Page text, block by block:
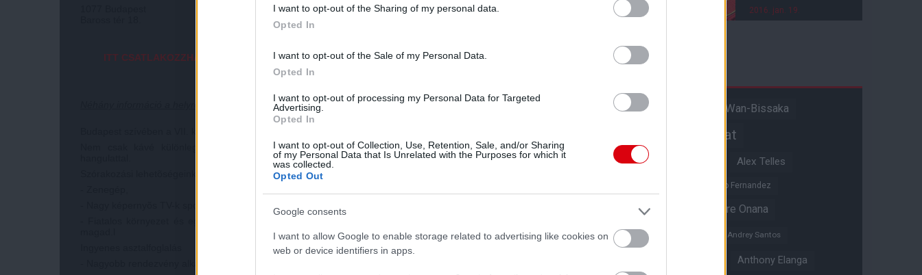
I want to opt-out of the Sharing of my personal data.
Opted In
I want to opt-out of the Sale of my Personal Data.
Opted In
I want to opt-out of processing my Personal Data for Targeted
Advertising.
Opted In
I want to opt-out of Collection, Use, Retention, Sale, and/or Sharing
of my Personal Data that Is Unrelated with the Purposes for which it
was collected.
Opted Out
Google consents
I want to allow Google to enable storage related to advertising like cookies on
web or device identifiers in apps.
ITT CSATLAKOZZHATTOK A PESTI KÖZÖS MECCSNÉZÉSEK FACEBOOK-OS CSOPORTJÁHOZ!
Nem csak kávé különlegességeinkkel várjuk kedves vendégeinket, hanem mindennapos pörgõs fiatalos
Szórakozási lehetõségeink: Karaoke, személyre szabott zene. (szülinapok,összejövetelek alkalmával)
2016. jan. 19.
Címkék
A hangadó Aaron Wan-Bissaka
Akadémiai csapat
Alejandro Garnacho Alex Telles
Alvaro Fernandez
Amad Diallo
Andre Onana
Andreas Pereira
Andrey Santos
Anthony Elanga